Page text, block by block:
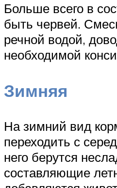
Больше всего в
быть червей.
речной водой,
необходимой
Зимняя
На зимний вид
переходить с
него берутся
составляющие